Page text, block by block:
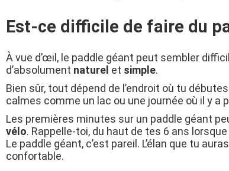
Est-ce difficile de faire du
À vue d’œil, le paddle géant peut sembler
d’absolument naturel et simple.
Bien sûr, tout dépend de l’endroit où tu
calmes comme un lac ou une journée où il y a
Les premières minutes sur un paddle géant
vélo. Rappelle-toi, du haut de tes 6 ans
Le paddle géant, c’est pareil. L’élan que tu
confortable.